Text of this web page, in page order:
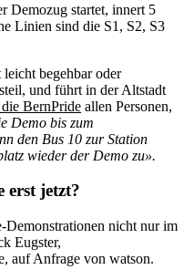
Demozug startet, innert 5
Linien sind die S1, S2, S3
begehbar oder
und führt in der Altstadt
BernPride allen Personen,
Demo bis zum
den Bus 10 zur Station
wieder der Demo zu».
erst jetzt?
Demonstrationen nicht nur im
Eugster,
auf Anfrage von watson.